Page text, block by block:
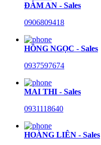
ĐÀM AN - Sales
0906809418
HỒNG NGỌC - Sales
0937597674
MAI THI - Sales
0931118640
HOÀNG LIÊN - Sales